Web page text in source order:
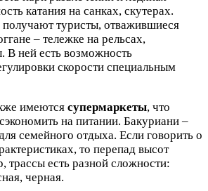
катания на санках, скутерах.
туристы, отважившиеся
– тележке на рельсах,
ней есть возможность
скорости специальным
имеются супермаркеты, что
на питании. Бакуриани –
семейного отдыха. Если говорить о
то перепад высот
трассы есть разной сложности:
черная.